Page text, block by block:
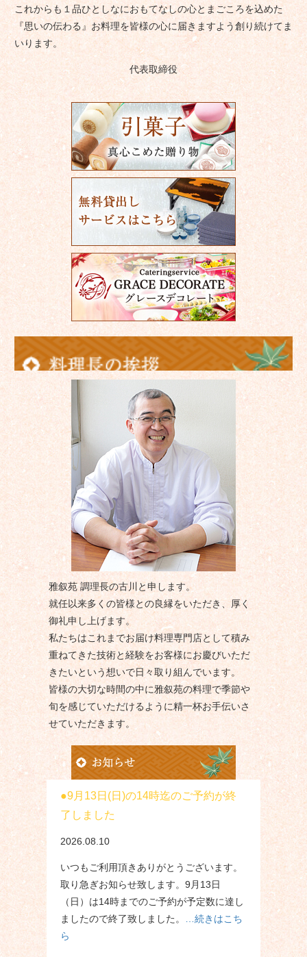
これからも１品ひとしなにおもてなしの心とまごころを込めた
『思いの伝わる』お料理を皆様の心に届きますよう創り続けてま
いります。
代表取締役
雅叙苑 調理長の古川と申します。
就任以来多くの皆様との良縁をいただき、厚く
御礼申し上げます。
私たちはこれまでお届け料理専門店として積み
重ねてきた技術と経験をお客様にお慶びいただ
きたいという想いで日々取り組んでいます。
皆様の大切な時間の中に雅叙苑の料理で季節や
旬を感じていただけるように精一杯お手伝いさ
せていただきます。
9月13日(日)の14時迄のご予約が終
了しました
2026.08.10
いつもご利用頂きありがとうございます。
取り急ぎお知らせ致します。9月13日
（日）は14時までのご予約が予定数に達し
ましたので終了致しました。
…続きはこち
ら